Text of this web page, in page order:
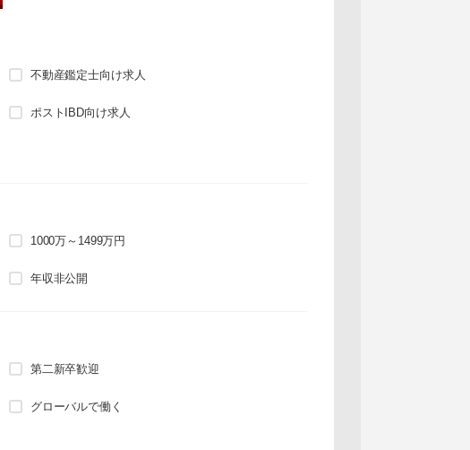
不動産鑑定士向け求人
ポストIBD向け求人
1000万～1499万円
年収非公開
第二新卒歓迎
グローバルで働く